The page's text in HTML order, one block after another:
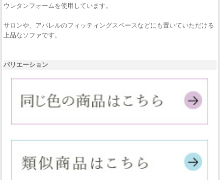
ウレタンフォームを使用しています。
サロンや、アパレルのフィッティングスペースなどにも置いていただける
上品なソファです。
バリエーション